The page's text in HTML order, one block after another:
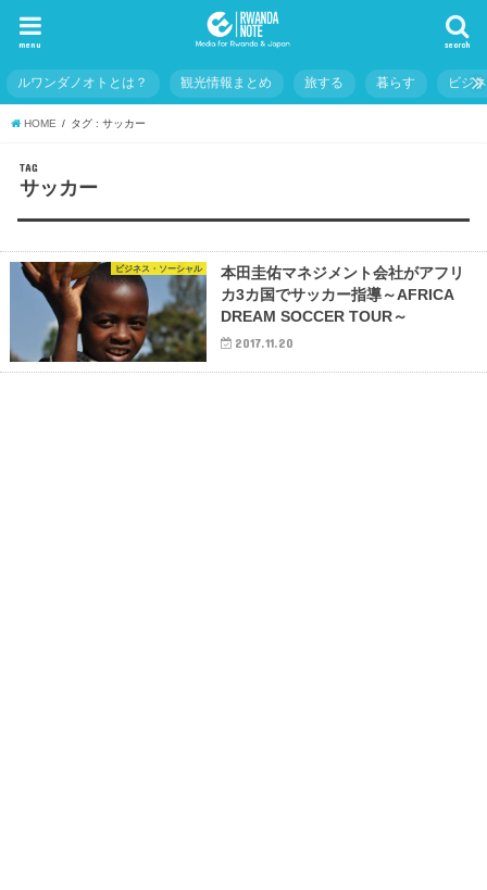
search
menu
ルワンダノオトとは？ 観光情報まとめ 旅する 暮らす ビジ
HOME タグ : サッカー
TAG
サッカー
ビジネス・ソーシャル
本田圭佑マネジメント会社がアフリ
カ3カ国でサッカー指導～AFRICA
DREAM SOCCER TOUR～
2017.11.20